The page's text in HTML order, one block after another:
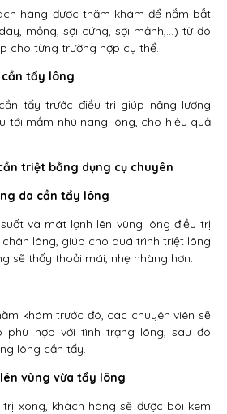
hàng được thăm khám để nắm bắt
mỏng, sợi cứng, sợi mảnh,…) từ đó
cho từng trường hợp cụ thể.
cần tẩy lông
tẩy trước điều trị giúp năng lượng
tới mầm nhú nang lông, cho hiệu quả
triệt bằng dụng cụ chuyên
da cần tẩy lông
và mát lạnh lên vùng lông điều trị
lông, giúp cho quá trình triệt lông
sẽ thấy thoải mái, nhẹ nhàng hơn.
khám trước đó, các chuyên viên sẽ
phù hợp với tình trạng lông, sau đó
lông cần tẩy.
vùng vừa tẩy lông
xong, khách hàng sẽ được bôi kem